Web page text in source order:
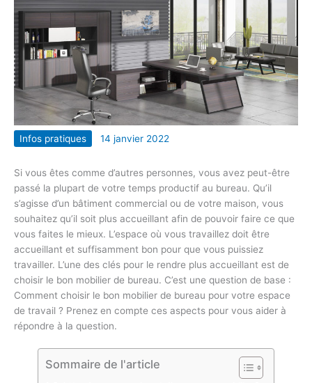
Infos pratiques 14 janvier 2022
Si vous êtes comme d’autres personnes, vous avez peut-être
passé la plupart de votre temps productif au bureau. Qu’il
s’agisse d’un bâtiment commercial ou de votre maison, vous
souhaitez qu’il soit plus accueillant afin de pouvoir faire ce que
vous faites le mieux. L’espace où vous travaillez doit être
accueillant et suffisamment bon pour que vous puissiez
travailler. L’une des clés pour le rendre plus accueillant est de
choisir le bon mobilier de bureau. C’est une question de base :
Comment choisir le bon mobilier de bureau pour votre espace
de travail ? Prenez en compte ces aspects pour vous aider à
répondre à la question.
Sommaire de l'article